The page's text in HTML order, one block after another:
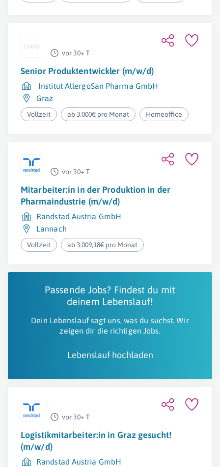
vor 30+ T
Senior Produktentwickler (m/w/d)
Institut AllergoSan Pharma GmbH
Graz
Vollzeit ab 3.000€ pro Monat Homeoffice
vor 30+ T
Mitarbeiter:in in der Produktion in der
Pharmaindustrie (m/w/d)
Randstad Austria GmbH
Lannach
Vollzeit ab 3.009,18€ pro Monat
Passende Jobs? Findest du mit
deinem Lebenslauf!
Dein Lebenslauf sagt uns, was du suchst. Wir
zeigen dir die richtigen Jobs.
Lebenslauf hochladen
vor 30+ T
Logistikmitarbeiter:in in Graz gesucht!
(m/w/d)
Randstad Austria GmbH